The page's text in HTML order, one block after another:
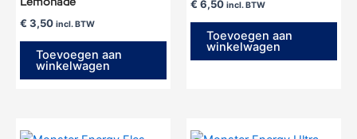
€ 3,50 incl. BTW
Toevoegen aan
winkelwagen
€ 6,50 incl. BTW
Toevoegen aan
winkelwagen